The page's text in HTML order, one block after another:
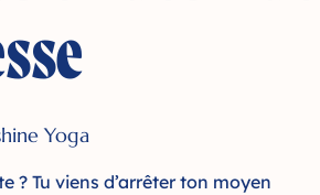
Yoga
? Tu viens d’arrêter ton moyen